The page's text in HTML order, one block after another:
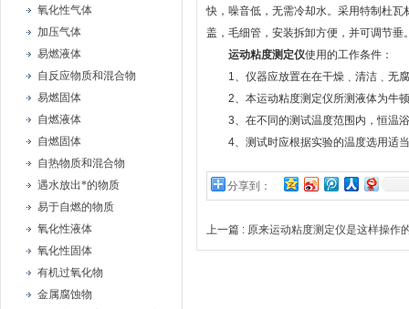
氧化性气体
加压气体
易燃液体
自反应物质和混合物
易燃固体
自燃液体
自燃固体
自热物质和混合物
遇水放出*的物质
易于自燃的物质
氧化性液体
氧化性固体
有机过氧化物
金属腐蚀物
快，噪音低，无需冷却水。采用特制杜
盖，毛细管，安装拆卸方便，并可调节
运动粘度测定仪使用的工作条件：
1、仪器应放置在在干燥﹑清洁﹑无腐
2、本运动粘度测定仪所测液体为牛顿
3、在不同的测试温度范围内，恒温浴
4、测试时应根据实验的温度选用适当
分享到：
上一篇 : 原来运动粘度测定仪是这样操作